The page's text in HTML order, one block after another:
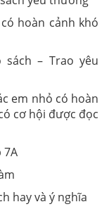
hoàn cảnh khó
– Trao yêu
em nhỏ có hoàn
cơ hội được đọc
7A
hay và ý nghĩa